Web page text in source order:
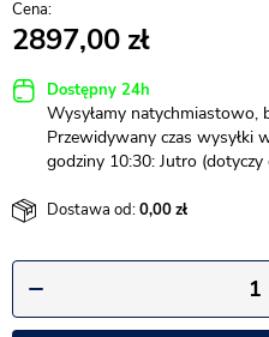
2897,00
Dostępny 24h
Wysyłamy natychmiastowo,
Przewidywany czas wysyłki
godziny 10:30: Jutro (dotyczy
Dostawa od:0,00